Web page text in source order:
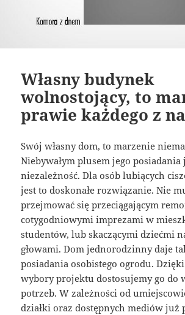
Własny budynek
wolnostojący, to
prawie każdego z
Swój własny dom, to marzenie
Niebywałym plusem jego posiadania
niezależność. Dla osób lubiących
jest to doskonałe rozwiązanie. Nie
przejmować się przeciągającym
cotygodniowymi imprezami w
studentów, lub skaczącymi dziećmi
głowami. Dom jednorodzinny daje
posiadania osobistego ogrodu.
wybory projektu dostosujemy go do
potrzeb. W zależności od
działki oraz dostępnych mediów już